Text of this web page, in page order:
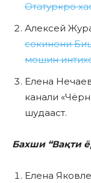
Отатуркро
Алексей
сокинони
мошин
Елена
канали
шудааст.
Бахши “Вақти
Елена